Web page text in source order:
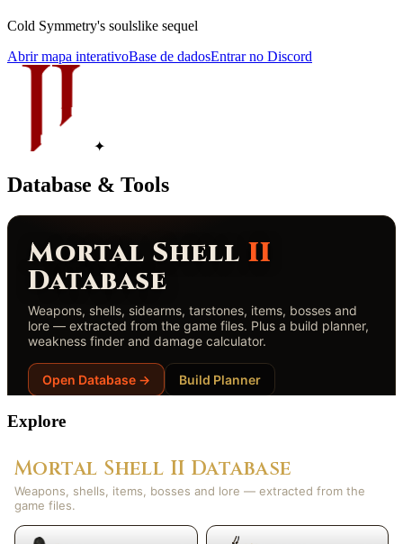
Cold Symmetry's soulslike sequel
Abrir mapa interativoBase de dadosEntrar no Discord
✦
Database & Tools
Explore